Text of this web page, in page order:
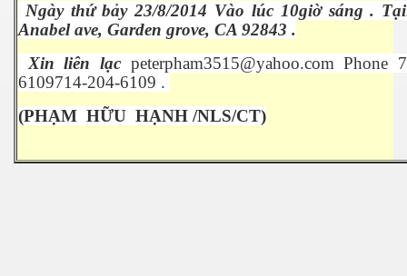
Ngày thứ bảy 23/8/2014 Vào lúc 10giờ sáng .
Anabel ave, Garden grove, CA 92843 .
Xin liên lạc peterpham3515@yahoo.com Phone
6109714-204-6109 .
(PHẠM HỮU HẠNH /NLS/CT)